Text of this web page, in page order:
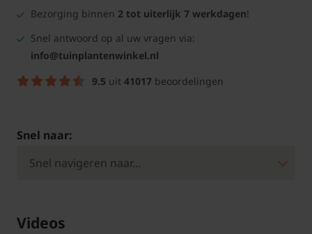
Bezorging binnen 2 tot uiterlijk 7 werkdagen!
Snel antwoord op al uw vragen via:
info@tuinplantenwinkel.nl
9.5 uit 41017 beoordelingen
Snel naar:
Videos